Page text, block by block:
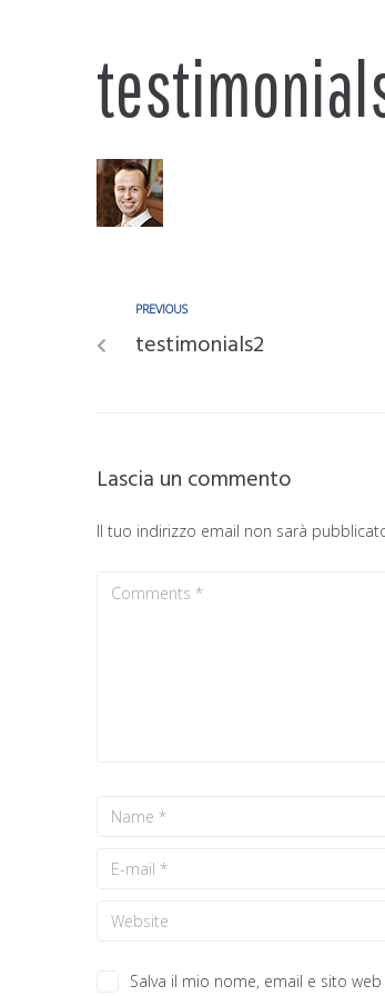
PREVIOUS
testimonials2
Lascia un commento
Il tuo indirizzo email non sarà
Salva il mio nome, email e sito